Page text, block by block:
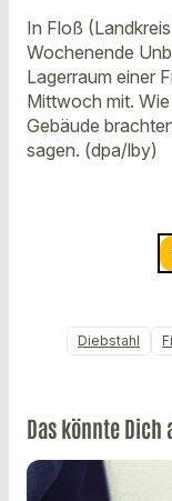
In Floß
Wochenende
Lagerraum einer
Mittwoch mit.
Gebäude
sagen. (dpa/lby)
Diebstahl
Das könnte